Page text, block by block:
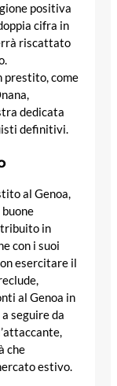
positiva
cifra in
riscattato
prestito, come
dedicata
definitivi.
al Genoa,
in
con i suoi
esercitare il
al Genoa in
seguire da
che
estivo.